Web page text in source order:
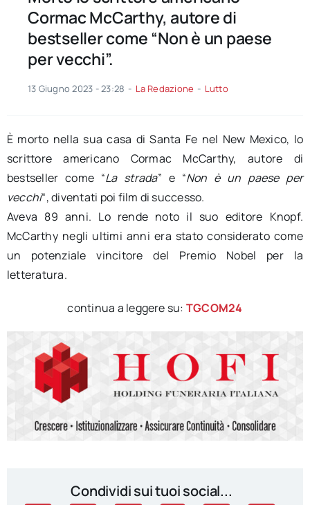
Cormac McCarthy, autore di
bestseller come “Non è un paese
per vecchi”.
13 Giugno 2023 - 23:28 - La Redazione - Lutto
È morto nella sua casa di Santa Fe nel New Mexico, lo
scrittore americano Cormac McCarthy, autore di
bestseller come “La strada” e “Non è un paese per
vecchi“, diventati poi film di successo.
Aveva 89 anni. Lo rende noto il suo editore Knopf.
McCarthy negli ultimi anni era stato considerato come
un potenziale vincitore del Premio Nobel per la
letteratura.
continua a leggere su: TGCOM24
Condividi sui tuoi social...